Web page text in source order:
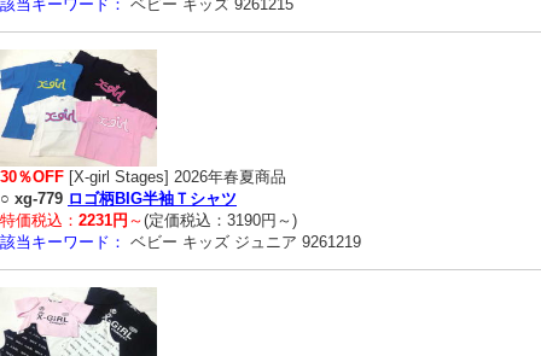
該当キーワード： ベビー キッズ 9261215
30％OFF [X-girl Stages] 2026年春夏商品
○ xg-779 ロゴ柄BIG半袖Ｔシャツ
特価税込： 2231円 ～(定価税込：3190円～)
該当キーワード： ベビー キッズ ジュニア 9261219